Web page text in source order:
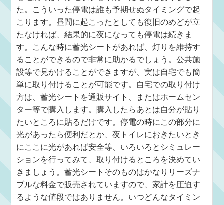
た。こういった停電は誰も予期せぬタイミングで起
こります。昼間に起こったとしても復旧のめどが立
たなければ、結果的に夜になっても停電は続きま
す。こんな時に蓄光シートがあれば、灯りを維持す
ることができるので非常に助かるでしょう。公共施
設等で見かけることができますが、実は自宅でも簡
単に取り付けることが可能です。自宅での取り付け
方は、蓄光シートを通販サイト、またはホームセン
ター等で購入します。購入したらあとは自分が貼り
たいところに貼るだけです。停電の時にこの部分に
光があったら便利だとか、夜トイレにおきたいとき
にここに光があれば安全等、いろいろとシミュレー
ションを行ってみて、取り付けるところを決めてい
きましょう。蓄光シートそのものはかなりリーズナ
ブルな料金で販売されていますので、家計を圧迫す
るような値段ではありません。いつどんなタイミン